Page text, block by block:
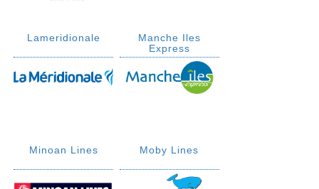
Lameridionale
Manche Iles
Express
Minoan Lines Moby Lines